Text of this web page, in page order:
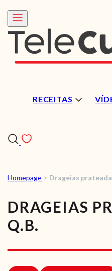
RECEITAS
Homepage > Drageias
DRAGEIAS
Q.B.